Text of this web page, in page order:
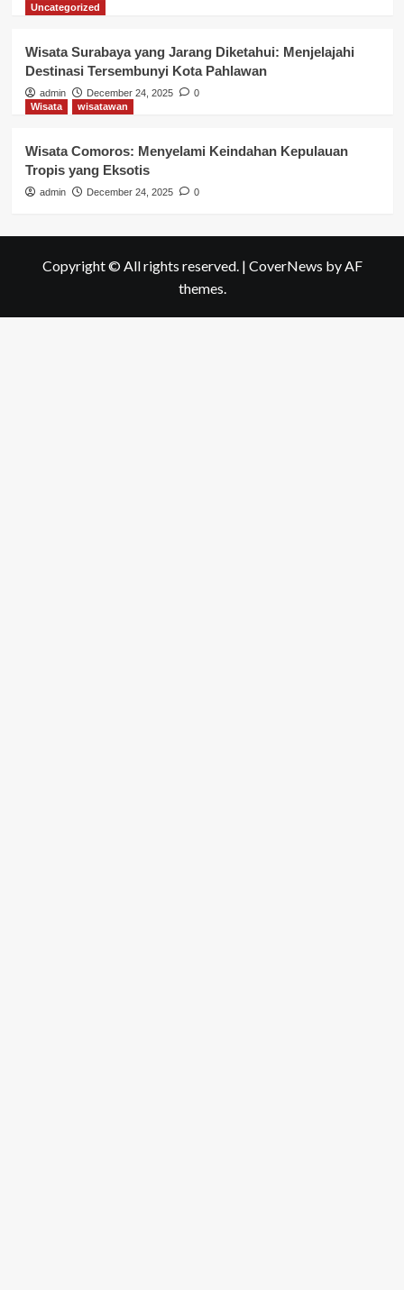
Uncategorized
Wisata Surabaya yang Jarang Diketahui: Menjelajahi
Destinasi Tersembunyi Kota Pahlawan
admin December 24, 2025
0
Wisata
wisatawan
Wisata Comoros: Menyelami Keindahan Kepulauan
Tropis yang Eksotis
admin December 24, 2025 0
Copyright © All rights reserved. | CoverNews by AF
themes.